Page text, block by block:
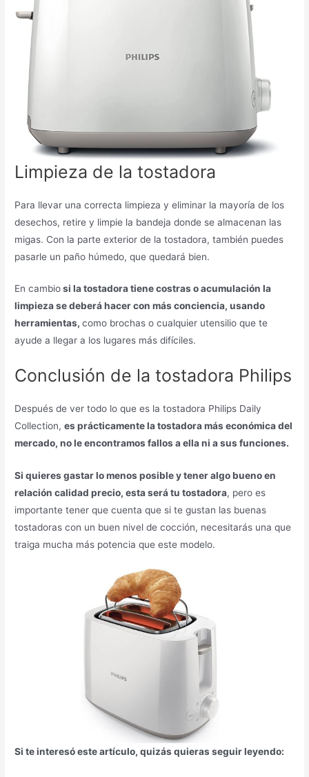
Limpieza de la tostadora
Para llevar una correcta limpieza y eliminar la mayoría de los
desechos, retire y limpie la bandeja donde se almacenan las
migas. Con la parte exterior de la tostadora, también puedes
pasarle un paño húmedo, que quedará bien.
En cambiosi la tostadora tiene costras o acumulación la
limpieza se deberá hacer con más conciencia, usando
herramientas,como brochas o cualquier utensilio que te
ayude a llegar a los lugares más difíciles.
Conclusión de la tostadora Philips
Después de ver todo lo que es la tostadora Philips Daily
Collection,es prácticamente la tostadora más económica del
mercado, no le encontramos fallos a ella ni a sus funciones.
Si quieres gastar lo menos posible y tener algo bueno en
relación calidad precio, esta será tu tostadora, pero es
importante tener que cuenta que si te gustan las buenas
tostadoras con un buen nivel de cocción, necesitarás una que
traiga mucha más potencia que este modelo.
Si te interesó este artículo, quizás quieras seguir leyendo: